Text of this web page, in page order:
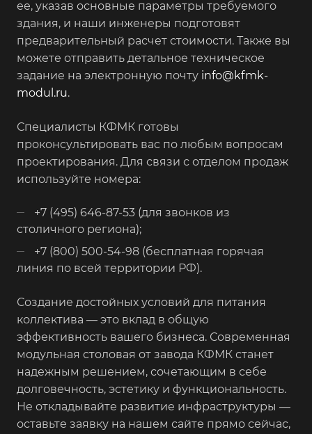
ее, указав основные параметры требуемого
здания, и наши инженеры подготовят
предварительный расчет стоимости. Также вы
можете отправить детальное техническое
задание на электронную почту info@kfmk-
modul.ru.
Специалисты КФМК готовы
проконсультировать вас по любым вопросам
проектирования. Для связи с отделом продаж
используйте номера:
+7 (495) 646-87-53 (для звонков из
столичного региона);
+7 (800) 500-54-98 (бесплатная горячая
линия по всей территории РФ).
Создание достойных условий для питания
коллектива — это вклад в общую
эффективность вашего бизнеса. Современная
модульная столовая от завода КФМК станет
надежным решением, сочетающим в себе
долговечность, эстетику и функциональность.
Не откладывайте развитие инфраструктуры —
оставьте заявку на нашем сайте прямо сейчас,